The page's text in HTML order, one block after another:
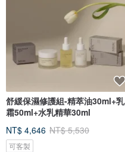
舒緩保濕修護組-精萃油30ml+乳
霜50ml+水乳精華30ml
NT$ 4,646 NT$ 5,530
可客製